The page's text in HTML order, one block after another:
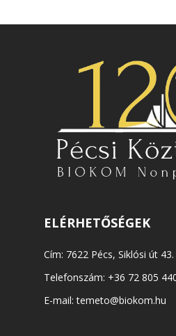
ELÉRHETŐSÉGEK
Cím: 7622 Pécs, Siklósi út 43.
Telefonszám: +36 72 805
E-mail:temeto@biokom.hu